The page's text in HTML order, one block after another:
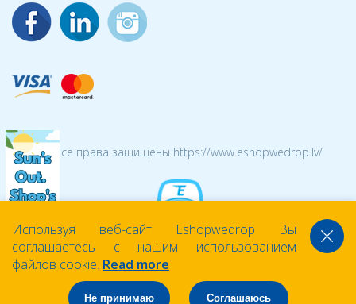
© 2026 Все права защищены https://www.eshopwedrop.lv/
Используя веб-сайт Eshopwedrop Вы
соглашаетесь с нашим использованием
файлов cookie. Read more
Не принимаю Соглашаюсь